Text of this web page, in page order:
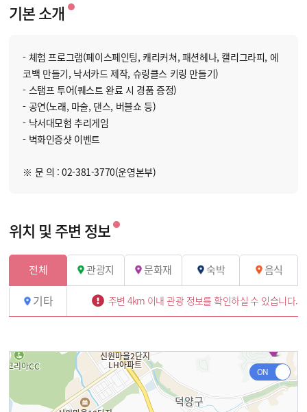
기본 소개
- 체험 프로그램(페이스페인팅, 캐리커쳐, 패션헤나, 캘리그라피, 에
코백 만들기, 낙서카드 제작, 슈링클스 키링 만들기)
- 스탬프 투어(퀘스트 완료 시 경품 증정)
- 공연(노래, 마술, 댄스, 버블쇼 등)
- 낙서대모험 추리게임
- 벽화인증샷 이벤트
※ 문 의 : 02-381-3770(운영본부)
위치 및 주변 정보
전체 관광지 문화재 숙박 음식
기타 주변 4km 이내 관광 정보를 확인하실 수 있습니다.